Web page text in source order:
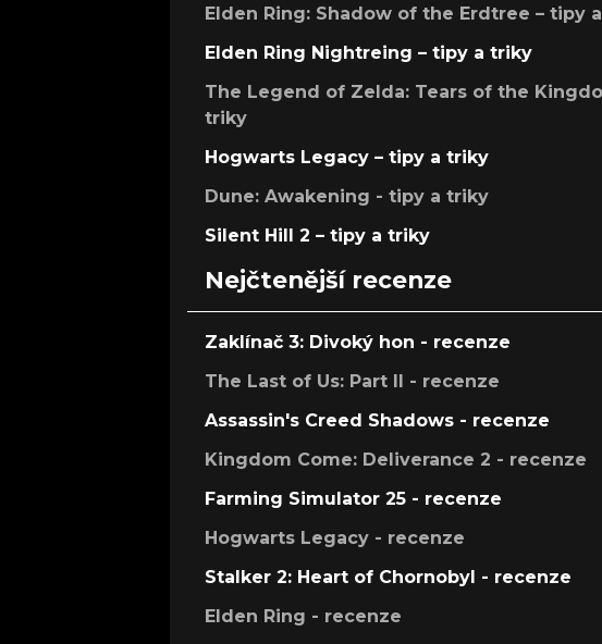
Elden Ring: Shadow of the Erdtree – tipy
Elden Ring Nightreing – tipy a triky
The Legend of Zelda: Tears of the
triky
Hogwarts Legacy – tipy a triky
Dune: Awakening - tipy a triky
Silent Hill 2 – tipy a triky
Nejčtenější recenze
Zaklínač 3: Divoký hon - recenze
The Last of Us: Part II - recenze
Assassin's Creed Shadows - recenze
Kingdom Come: Deliverance 2 - recenze
Farming Simulator 25 - recenze
Hogwarts Legacy - recenze
Stalker 2: Heart of Chornobyl - recenze
Elden Ring - recenze